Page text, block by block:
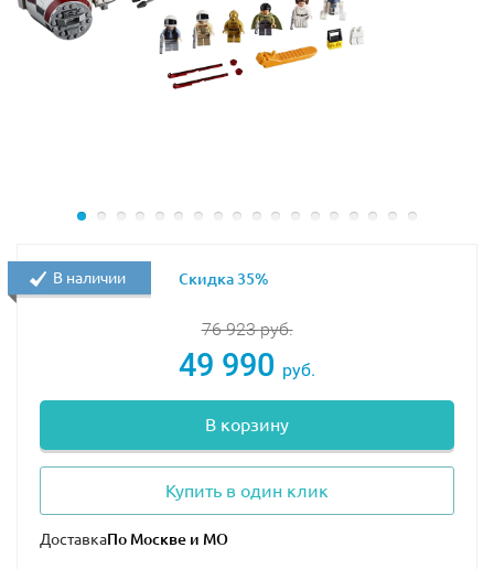
76 923руб.
49 990 руб.
В корзину
Купить в один клик
Доставка
В наличии Скидка 35%